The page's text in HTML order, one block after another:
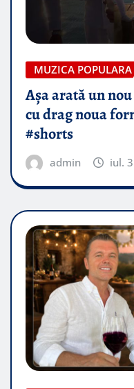
MUZICA POPULARA
Așa arată un
cu drag noua
#shorts
admin iul.